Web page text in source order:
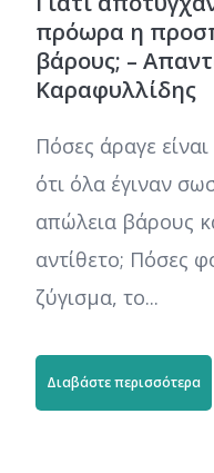
πρόωρα η
βάρους; –
Καραφυλλίδης
Πόσες άραγε
ότι όλα έγιναν
απώλεια βάρους
αντίθετο; Πόσες
ζύγισμα, το...
Διαβάστε περισσότερα